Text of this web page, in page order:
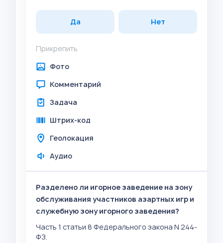
Да Нет
Прикрепить
Фото
Комментарий
Задача
Штрих-код
Геолокация
Аудио
Разделено ли игорное заведение на зону
обслуживания участников азартных игр и
служебную зону игорного заведения?
Часть 1 статьи 8 Федерального закона N 244-
ФЗ.